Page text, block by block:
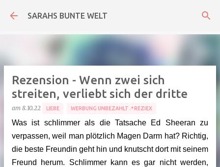
Direkt zum Hauptbereich
SARAHS BUNTE WELT
Rezension - Wenn zwei sich
streiten, verliebt sich der dritte
am 8.10.22 LIEBE WERBUNG UNBEZAHLT📍REZIEX
Was ist schlimmer als die Tatsache Ed Sheeran zu
verpassen, weil man plötzlich Magen Darm hat? Richtig,
die beste Freundin geht hin und knutscht dort mit seinem
Freund herum. Schlimmer kann es gar nicht werden,